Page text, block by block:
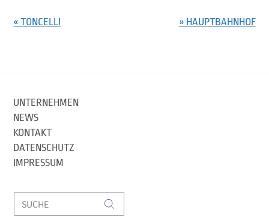
« TONCELLI » HAUPTBAHNHOF
UNTERNEHMEN
NEWS
KONTAKT
DATENSCHUTZ
IMPRESSUM